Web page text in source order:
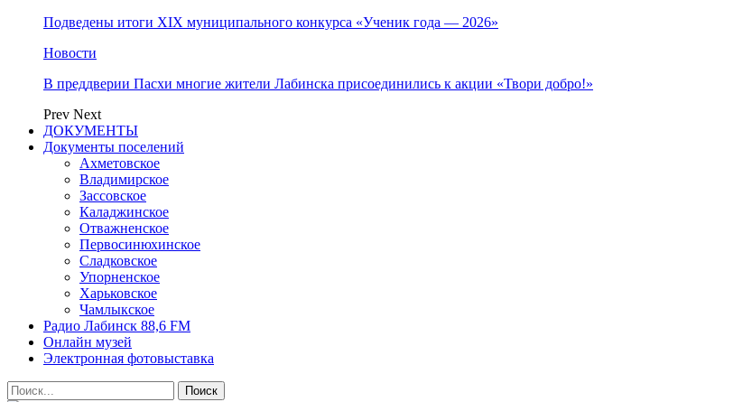
Подведены итоги XIX муниципального конкурса «Ученик года — 2026»
Новости
В преддверии Пасхи многие жители Лабинска присоединились к акции «Твори добро!»
Prev Next
ДОКУМЕНТЫ
Документы поселений
Ахметовское
Владимирское
Зассовское
Каладжинское
Отважненское
Первосинюхинское
Сладковское
Упорненское
Харьковское
Чамлыкское
Радио Лабинск 88,6 FM
Онлайн музей
Электронная фотовыставка